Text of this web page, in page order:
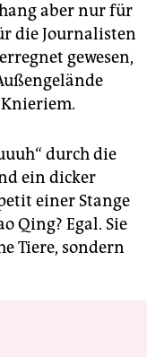
aber nur für
die Journalisten
gewesen,
durch die
ein dicker
einer Stange
Qing? Egal. Sie
Tiere, sondern